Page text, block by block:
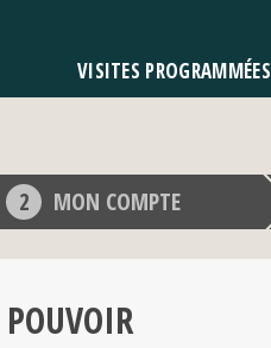
VISITES PROGRAMMÉES
MON COMPTE